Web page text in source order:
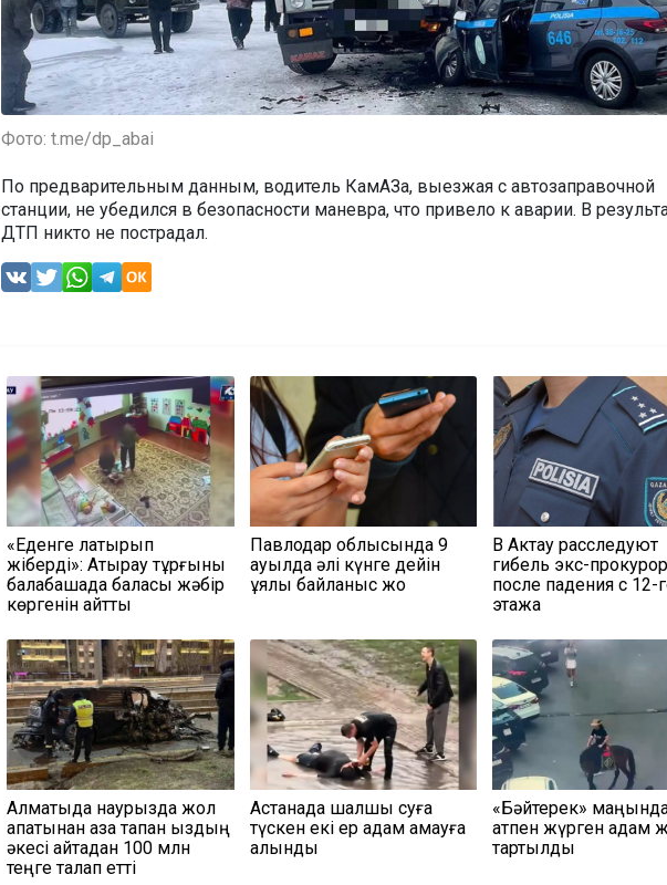
Фото: t.me/dp_abai
По предварительным данным, водитель КамАЗа, выезжая с автозаправочной
станции, не убедился в безопасности маневра, что привело к аварии. В
ДТП никто не пострадал.
«Еденге лақтырып
жіберді»: Атырау тұрғыны
балабақшада баласы жәбір
көргенін айтты
Павлодар облысында 9
ауылда әлі күнге дейін
ұялы байланыс жоқ
В Актау расследуют
гибель экс-
после падения с 12-
этажа
Алматыда наурызда жол
апатынан қаза тапқан қыздың
әкесі қайтадан 100 млн
теңге талап етті
Астанада шалшық суға
түскен екі ер адам қамауға
алынды
«Бәйтерек»
атпен жүрген адам
тартылды